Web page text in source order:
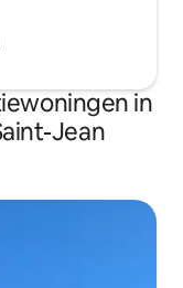
in
Jean